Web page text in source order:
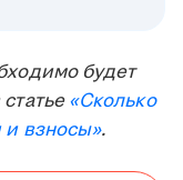
будет
«Сколько
и взносы».